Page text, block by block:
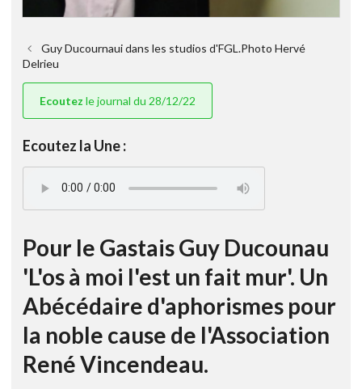
Guy Ducournaui dans les studios d'FGL.Photo Hervé
Delrieu
Ecoutez le journal du 28/12/22
Ecoutez la Une :
Pour le Gastais Guy Ducounau
'L'os à moi l'est un fait mur'. Un
Abécédaire d'aphorismes pour
la noble cause de l'Association
René Vincendeau.